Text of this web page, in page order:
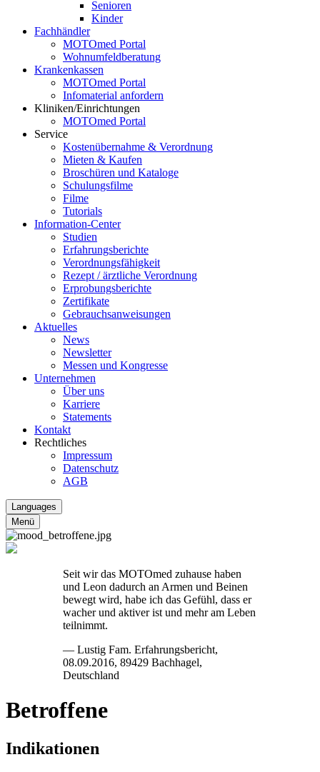
Senioren
Kinder
Fachhändler
MOTOmed Portal
Wohnumfeldberatung
Krankenkassen
MOTOmed Portal
Infomaterial anfordern
Kliniken/Einrichtungen
MOTOmed Portal
Service
Kostenübernahme & Verordnung
Mieten & Kaufen
Broschüren und Kataloge
Schulungsfilme
Filme
Tutorials
Information-Center
Studien
Erfahrungsberichte
Verordnungsfähigkeit
Rezept / ärztliche Verordnung
Erprobungsberichte
Zertifikate
Gebrauchsanweisungen
Aktuelles
News
Newsletter
Messen und Kongresse
Unternehmen
Über uns
Karriere
Statements
Kontakt
Rechtliches
Impressum
Datenschutz
AGB
Languages
Menü
Seit wir das MOTOmed zuhause haben
und Leon dadurch an Armen und Beinen
bewegt wird, habe ich das Gefühl, dass er
wacher und aktiver ist und mehr am Leben
teilnimmt.
— Lustig Fam. Erfahrungsbericht,
08.09.2016, 89429 Bachhagel,
Deutschland
Betroffene
Indikationen